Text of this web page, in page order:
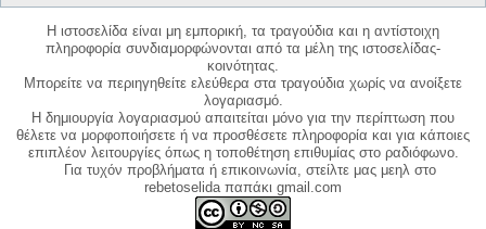
Η ιστοσελίδα είναι μη εμπορική, τα τραγούδια και η αντίστοιχη
πληροφορία συνδιαμορφώνονται από τα μέλη της ιστοσελίδας-
κοινότητας.
Μπορείτε να περιηγηθείτε ελεύθερα στα τραγούδια χωρίς να ανοίξετε
λογαριασμό.
Η δημιουργία λογαριασμού απαιτείται μόνο για την περίπτωση που
θέλετε να μορφοποιήσετε ή να προσθέσετε πληροφορία και για κάποιες
επιπλέον λειτουργίες όπως η τοποθέτηση επιθυμίας στο ραδιόφωνο.
Για τυχόν προβλήματα ή επικοινωνία, στείλτε μας μεηλ στο
rebetoselida παπάκι gmail.com